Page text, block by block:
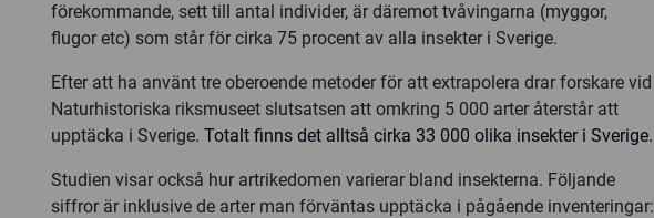
förekommande, sett till antal individer, är däremot tvåvingarna (myggor,
flugor etc) som står för cirka 75 procent av alla insekter i Sverige.
Efter att ha använt tre oberoende metoder för att extrapolera drar forskare vid
Naturhistoriska riksmuseet slutsatsen att omkring 5 000 arter återstår att
upptäcka i Sverige. Totalt finns det alltså cirka 33 000 olika insekter i Sverige.
Studien visar också hur artrikedomen varierar bland insekterna. Följande
siffror är inklusive de arter man förväntas upptäcka i pågående inventeringar: